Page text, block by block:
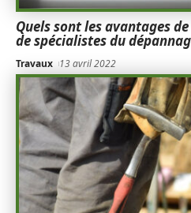
Quels sont les avantages
de spécialistes du
Travaux 13 avril 2022